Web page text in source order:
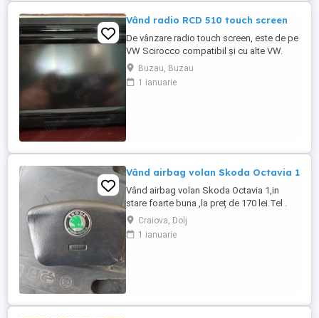
Vând radio RCD 510 touch screen
De vânzare radio touch screen, este de pe
VW Scirocco compatibil și cu alte VW.
Este în stare perfectă de funcționare!
Motivul vânzării este ca mi-am cumpărat
navigație CarPlay Preț USOR NEGOCIABIL!!
Buzau, Buzau
1 ianuarie
Vând airbag volan Skoda Octavia 1
Vând airbag volan Skoda Octavia 1,in
stare foarte buna ,la preț de 170 lei.Tel .
Craiova, Dolj
1 ianuarie